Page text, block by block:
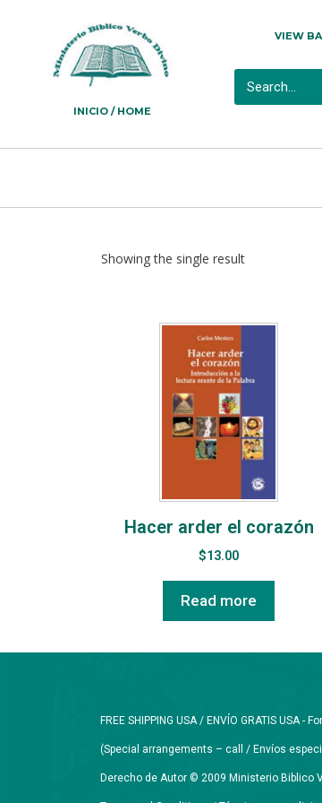
INICIO / HOME
VIEW
Showing the single result
Hacer arder el corazón
$13.00
Read more
FREE SHIPPING USA / ENVÍO GRATIS
(Special arrangements – call / Envíos
Derecho de Autor © 2009 Ministerio Biblico